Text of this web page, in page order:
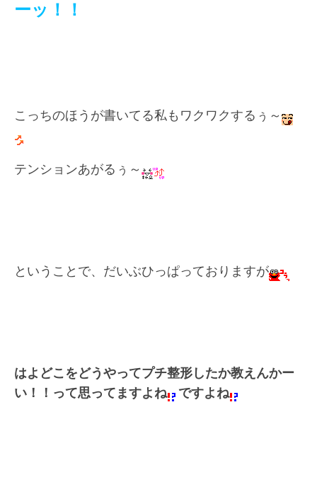
ーッ ！！
こっちのほうが書いてる私もワクワクするぅ～
テンションあがるぅ～
ということで、だいぶひっぱっておりますが
はよどこをどうやってプチ整形したか教えんかー
い！！って思ってますよね
ですよね